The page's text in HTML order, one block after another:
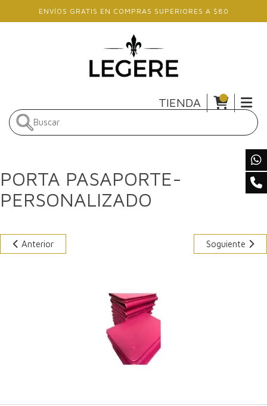
Skip to main content
ENVÍOS GRATIS EN COMPRAS SUPERIORES A $80
TIENDA
PORTA PASAPORTE-
PERSONALIZADO
Anterior Soguiente